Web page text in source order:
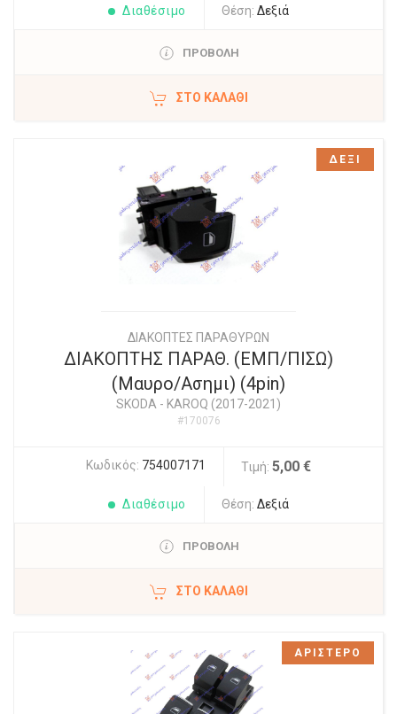
Διαθέσιμο Θέση: Δεξιά
ΠΡΟΒΟΛΗ
ΣΤΟ ΚΑΛΆΘΙ
ΔΙΑΚΟΠΤΕΣ ΠΑΡΑΘΥΡΩΝ
ΔΙΑΚΟΠΤΗΣ ΠΑΡΑΘ. (ΕΜΠ/ΠΙΣΩ)
(Μαυρο/Ασημι) (4pin)
SKODA - KAROQ (2017-2021)
#170076
Κωδικός: 754007171 Τιμή: 5,00 €
Διαθέσιμο Θέση: Δεξιά
ΠΡΟΒΟΛΗ
ΣΤΟ ΚΑΛΆΘΙ
ΔΕΞΙ
ΑΡΙΣΤΕΡΟ